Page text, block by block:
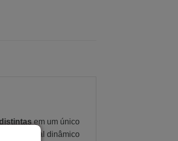
em um único
visual dinâmico